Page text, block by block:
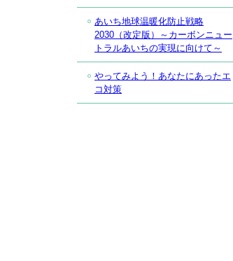
あいち地球温暖化防止戦略
2030（改定版）～カーボンニュー
トラルあいちの実現に向けて～
やってみよう！あなたにあったエ
コ対策